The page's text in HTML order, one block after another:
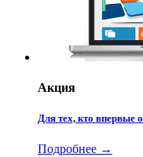
Акция
Для тех, кто впервые
Подробнее →